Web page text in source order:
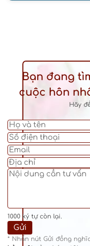
Bạn đang
cuộc hôn
Hãy
1000 ký tự còn lại.
* Nhấn nút Gửi đồng